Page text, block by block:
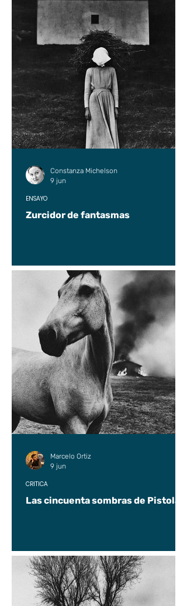
Zurcidor de fantasmas
ENSAYO
Constanza Michelson
9 jun
Las cincuenta sombras de Pistolas
CRÍTICA
Marcelo Ortiz
9 jun